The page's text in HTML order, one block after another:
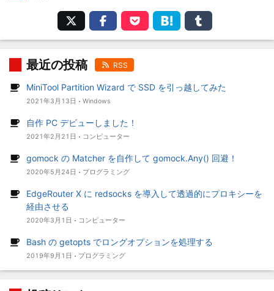
最近の投稿 RSS
MiniTool Partition Wizard で SSD を引っ越してみた
2021年3月13日 Windows
自作 PC デビューしました！
2021年2月21日 コンピューター
gomock の Matcher を自作して gomock.Any() 回避！
2020年5月24日 プログラミング
EdgeRouter X に redsocks を導入して透過的にプロキシーを
経由させる
2020年3月1日 コンピューター
Bash の getopts でロングオプションを処理する
2019年9月1日 プログラミング